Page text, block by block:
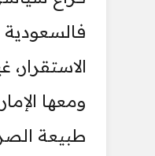
ومعها
طبيعة